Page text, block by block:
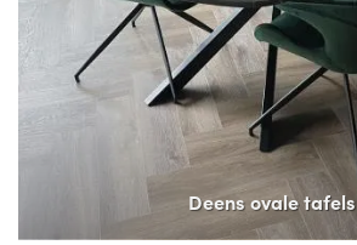
Deens ovale tafels